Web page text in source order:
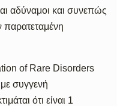
αδύναμοι και συνεπώς
παρατεταμένη
of Rare Disorders
συγγενή
ότι είναι 1